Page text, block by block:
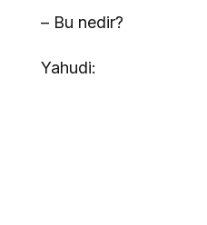
– Bu nedir?
Yahudi: